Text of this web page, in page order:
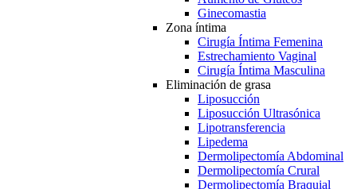
Ginecomastia
Zona íntima
Cirugía Íntima Femenina
Estrechamiento Vaginal
Cirugía Íntima Masculina
Eliminación de grasa
Liposucción
Liposucción Ultrasónica
Lipotransferencia
Lipedema
Dermolipectomía Abdominal
Dermolipectomía Crural
Dermolipectomía Braquial